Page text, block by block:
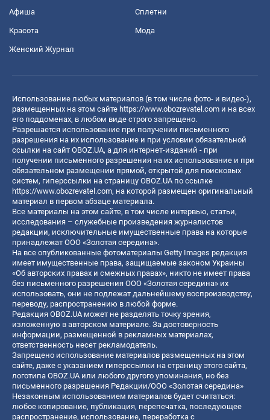
Афиша Сплетни
Красота Мода
Женский Журнал
Использование любых материалов (в том числе фото- и видео-),
размещенных на этом сайте https://www.obozrevatel.com и на всех
его поддоменах, в любом виде строго запрещено.
Разрешается использование при получении письменного
разрешения на их использование и при условии обязательной
ссылки на сайт OBOZ.UA, а для интернет-изданий - при
получении письменного разрешения на их использование и при
обязательном размещении прямой, открытой для поисковых
систем, гиперссылки на страницу OBOZ.UA по ссылке
https://www.obozrevatel.com, на которой размещен оригинальный
материал в первом абзаце материала.
Все материалы на этом сайте, в том числе интервью, статьи,
исследования – служебные произведения журналистов
редакции, исключительные имущественные права на которые
принадлежат ООО «Золотая середина».
На все опубликованные фотоматериалы Getty Images редакция
имеет имущественные права, защищаемые законом Украины
«Об авторских правах и смежных правах», никто не имеет права
без письменного разрешения ООО «Золотая середина» их
использовать, они не подлежат дальнейшему воспроизводству,
переводу, распространению в любой форме.
Редакция OBOZ.UA может не разделять точку зрения,
изложенную в авторском материале. За достоверность
информации, размещенной в рекламных материалах,
ответственность несет рекламодатель.
Запрещено использование материалов размещенных на этом
сайте, даже с указанием гиперссылки на страницу этого сайта,
логотипа OBOZ.UA или любого другого упоминания, но без
письменного разрешения Редакции/ООО «Золотая середина»
Незаконным использованием материалов будет считаться:
любое копирование, публикация, перепечатка, последующее
распространение, использование, переработка с